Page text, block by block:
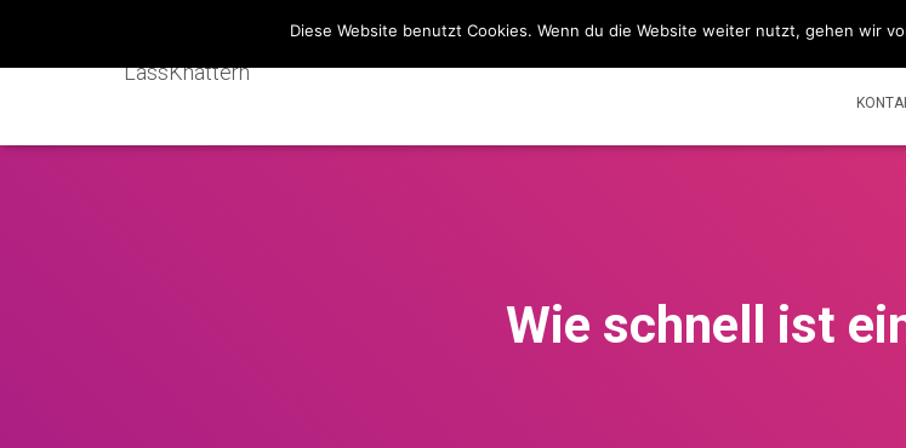
LassKnattern
SIMSONBLOG „LASS KNATTERN“
Wie schnell ist
Diese Website benutzt Cookies. Wenn du die Website weiter nutzt, gehen wir